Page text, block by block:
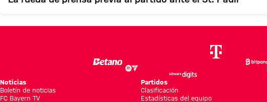
Noticias
Boletín de noticias
FC Bayern TV
Partidos
Clasificación
Estadísticas del equipo